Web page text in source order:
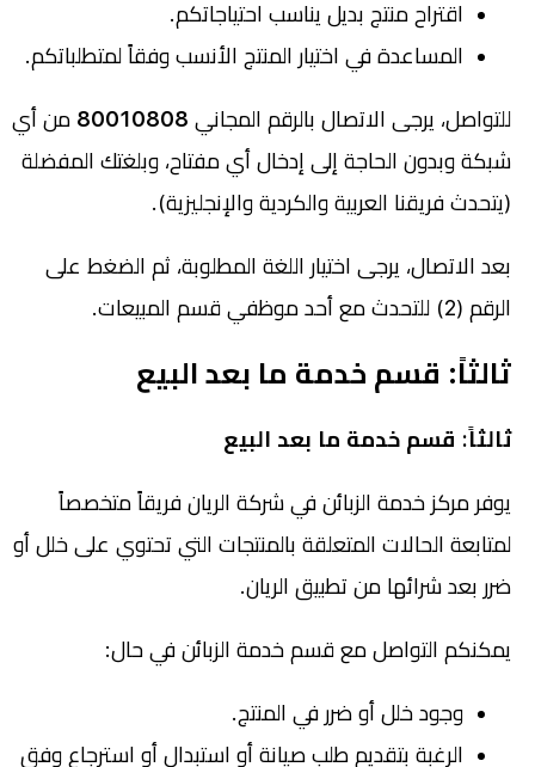
اقتراح منتج بديل يناسب احتياجاتكم.
المساعدة في اختيار المنتج الأنسب وفقاً لمتطلباتكم.
للتواصل، يرجى الاتصال بالرقم المجاني 80010808 من أي
شبكة وبدون الحاجة إلى إدخال أي مفتاح، وبلغتك المفضلة
(يتحدث فريقنا العربية والكردية والإنجليزية).
بعد الاتصال، يرجى اختيار اللغة المطلوبة، ثم الضغط على
الرقم (2) للتحدث مع أحد موظفي قسم المبيعات.
ثالثاً: قسم خدمة ما بعد البيع
ثالثاً: قسم خدمة ما بعد البيع
يوفر مركز خدمة الزبائن في شركة الريان فريقاً متخصصاً
لمتابعة الحالات المتعلقة بالمنتجات التي تحتوي على خلل أو
ضرر بعد شرائها من تطبيق الريان.
يمكنكم التواصل مع قسم خدمة الزبائن في حال:
وجود خلل أو ضرر في المنتج.
الرغبة بتقديم طلب صيانة أو استبدال أو استرجاع وفق